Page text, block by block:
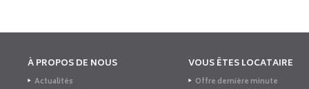
À PROPOS DE NOUS
Actualités
VOUS ÊTES LOCATAIRE
Offre dernière minute